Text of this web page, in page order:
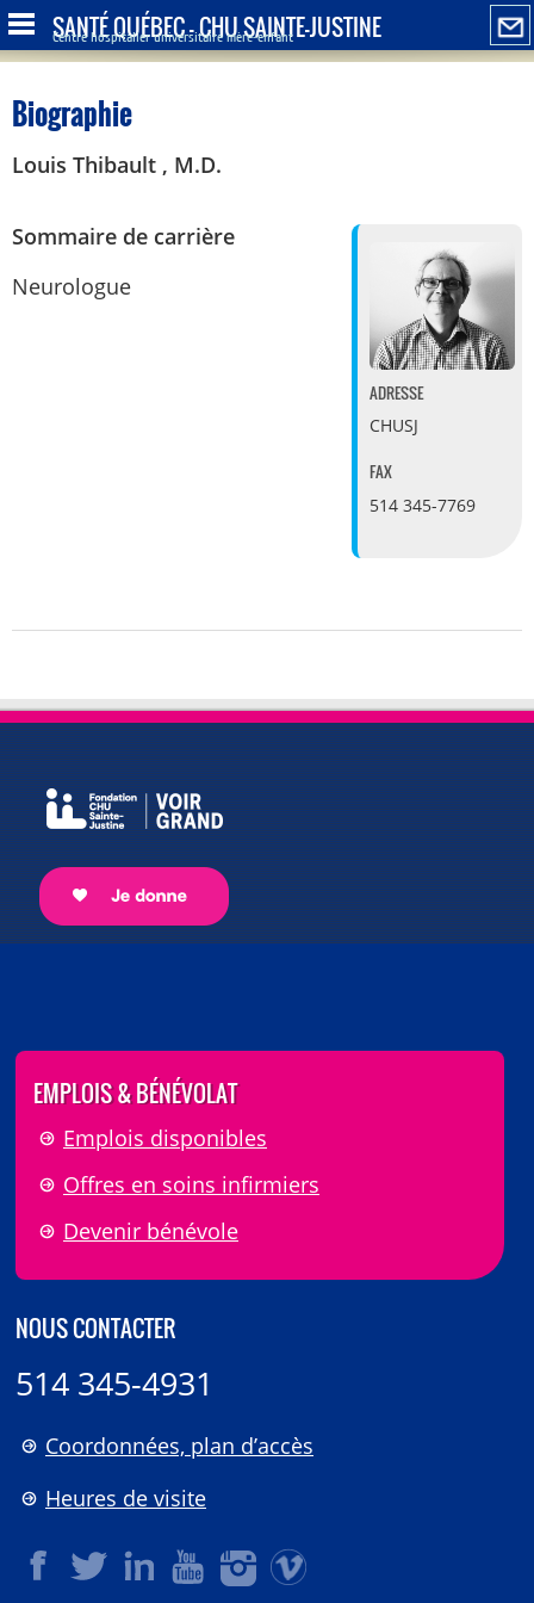
SANTÉ QUÉBEC - CHU SAINTE-JUSTINE
Centre hospitalier universitaire mère-enfant
Biographie
Louis Thibault , M.D.
ADRESSE
CHUSJ
FAX
514 345-7769
Sommaire de carrière
Neurologue
EMPLOIS & BÉNÉVOLAT
Emplois disponibles
Offres en soins infirmiers
Devenir bénévole
NOUS CONTACTER
514 345-4931
Coordonnées, plan d’accès
Heures de visite